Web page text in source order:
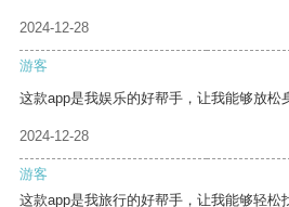
2024-12-28
游客
这款app是我娱乐的好帮手，让我能够放松
2024-12-28
游客
这款app是我旅行的好帮手，让我能够轻松